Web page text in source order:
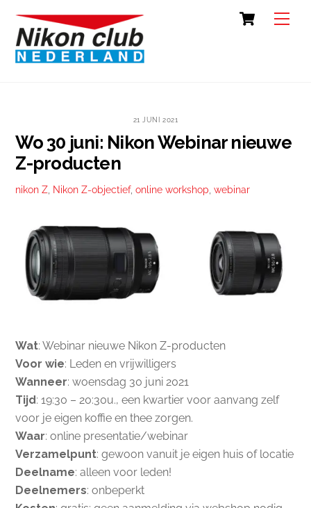
content
Cart
21 JUNI 2021
Wo 30 juni: Nikon Webinar nieuwe
Z-producten
nikon Z Nikon Z-objectief,online workshop ,webinar
Wat: Webinar nieuwe Nikon Z-producten
Voor wie: Leden en vrijwilligers
Wanneer: woensdag 30 juni 2021
Tijd: 19:30 – 20:30u., een kwartier voor aanvang zelf
voor je eigen koffie en thee zorgen.
Waar: online presentatie/webinar
Verzamelpunt: gewoon vanuit je eigen huis of locatie
Deelname: alleen voor leden!
Deelnemers: onbeperkt